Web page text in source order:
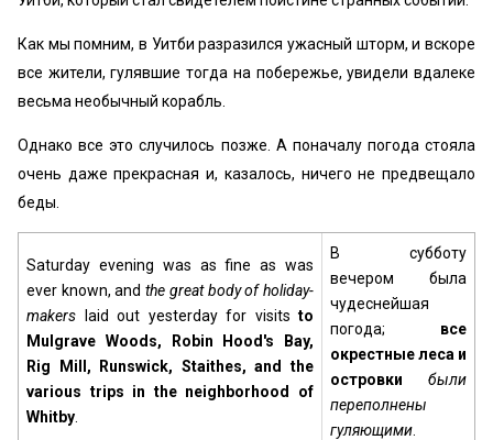
Как мы помним, в Уитби разразился ужасный шторм, и вскоре
все жители, гулявшие тогда на побережье, увидели вдалеке
весьма необычный корабль.
Однако все это случилось позже. А поначалу погода стояла
очень даже прекрасная и, казалось, ничего не предвещало
беды.
Saturday evening was as fine as was
ever known, andthe great body of holiday-
makers laid out yesterday for visits to
Mulgrave Woods, Robin Hood's Bay,
Rig Mill, Runswick, Staithes, and the
various trips in the neighborhood of
Whitby
В субботу
вечером была
чудеснейшая
погода; все
окрестные леса и
островки были
переполнены
гуляющими